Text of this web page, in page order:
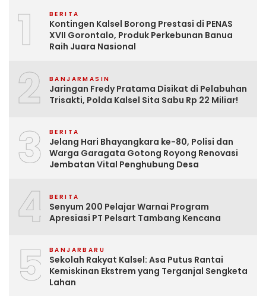
1 BERITA
Kontingen Kalsel Borong Prestasi di PENAS
XVII Gorontalo, Produk Perkebunan Banua
Raih Juara Nasional
2 BANJARMASIN
Jaringan Fredy Pratama Disikat di Pelabuhan
Trisakti, Polda Kalsel Sita Sabu Rp 22 Miliar!
3 BERITA
Jelang Hari Bhayangkara ke-80, Polisi dan
Warga Garagata Gotong Royong Renovasi
Jembatan Vital Penghubung Desa
4 BERITA
Senyum 200 Pelajar Warnai Program
Apresiasi PT Pelsart Tambang Kencana
5 BANJARBARU
Sekolah Rakyat Kalsel: Asa Putus Rantai
Kemiskinan Ekstrem yang Terganjal Sengketa
Lahan